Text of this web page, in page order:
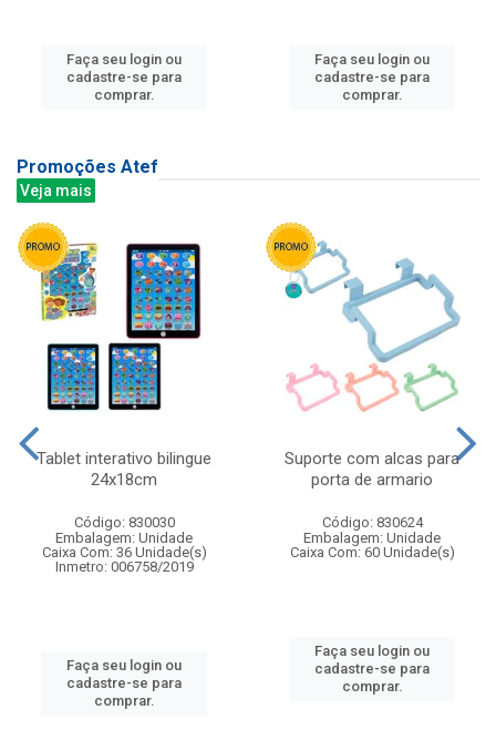
Faça seu login ou
cadastre-se para
comprar.
Faça seu login ou
cadastre-se para
comprar.
Promoções Atef
Veja mais
Tablet interativo bilingue
24x18cm
Código: 830030
Embalagem: Unidade
Caixa Com: 36 Unidade(s)
Inmetro: 006758/2019
Faça seu login ou
cadastre-se para
comprar.
Suporte com alcas para
porta de armario
Código: 830624
Embalagem: Unidade
Caixa Com: 60 Unidade(s)
Faça seu login ou
cadastre-se para
comprar.